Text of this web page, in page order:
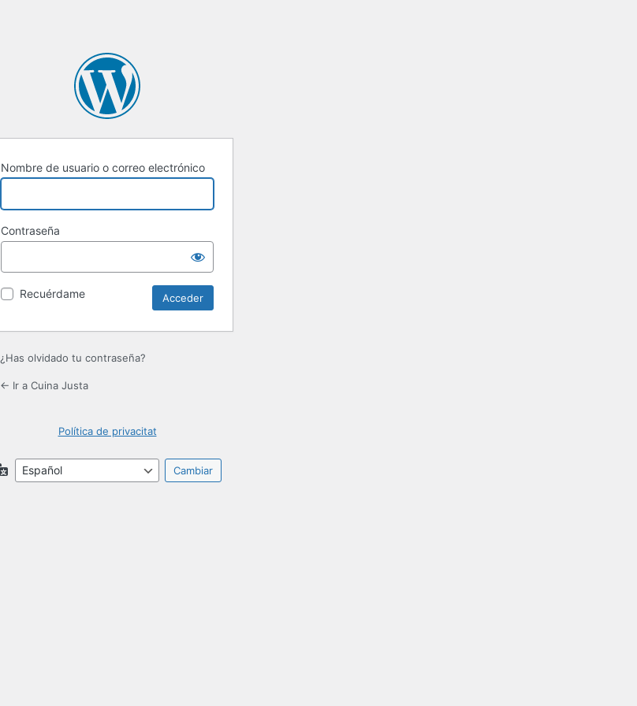
Nombre de usuario o correo electrónico
Contraseña
Recuérdame
¿Has olvidado tu contraseña?
← Ir a Cuina Justa
Política de privacitat
Idioma